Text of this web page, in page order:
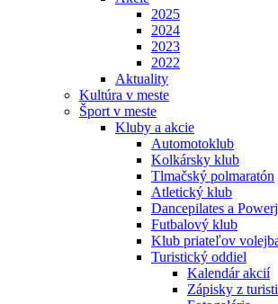
2025
2024
2023
2022
Aktuality
Kultúra v meste
Šport v meste
Kluby a akcie
Automotoklub
Kolkársky klub
Tlmačský polmaratón
Atletický klub
Dancepilates a
Futbalový klub
Klub priateľov
Turistický oddiel
Kalendár akcií
Zápisky z